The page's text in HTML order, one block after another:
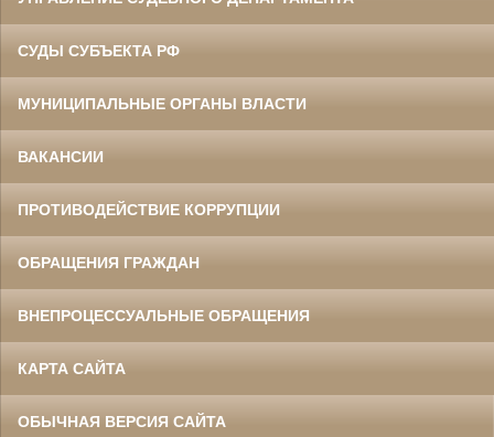
СУДЫ СУБЪЕКТА РФ
МУНИЦИПАЛЬНЫЕ ОРГАНЫ ВЛАСТИ
ВАКАНСИИ
ПРОТИВОДЕЙСТВИЕ КОРРУПЦИИ
ОБРАЩЕНИЯ ГРАЖДАН
ВНЕПРОЦЕССУАЛЬНЫЕ ОБРАЩЕНИЯ
КАРТА САЙТА
ОБЫЧНАЯ ВЕРСИЯ САЙТА